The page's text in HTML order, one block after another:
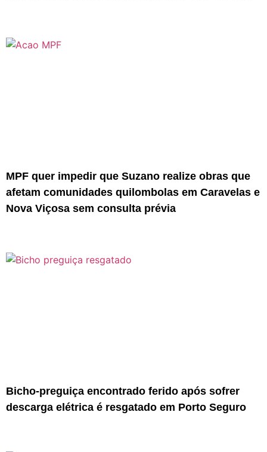
MPF quer impedir que Suzano realize obras que
afetam comunidades quilombolas em Caravelas e
Nova Viçosa sem consulta prévia
Bicho-preguiça encontrado ferido após sofrer
descarga elétrica é resgatado em Porto Seguro